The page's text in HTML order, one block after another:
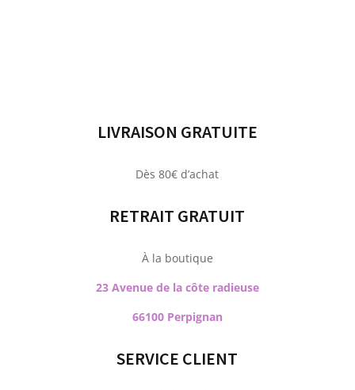
LIVRAISON GRATUITE
Dès 80€ d’achat
RETRAIT GRATUIT
À la boutique
23 Avenue de la côte radieuse
66100 Perpignan
SERVICE CLIENT